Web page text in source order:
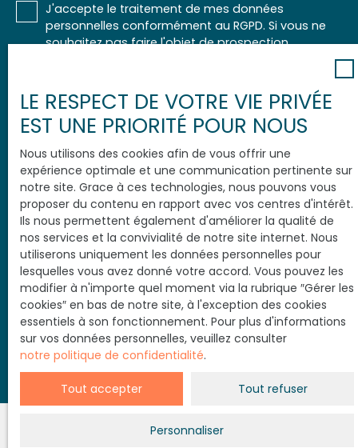
J'accepte le traitement de mes données
personnelles conformément au RGPD. Si vous ne
souhaitez pas faire l'objet de prospection
vous inscrire gratuitement sur la liste d'opposition
au démarchage téléphonique, prévu par l'article
L223-1 du code de la consommation, sur le site
Internet www.bloctel.gouv.fr ou par courrier
Société Worldline, Service Bloctel, CS 61311, 41013
BLOIS CEDEX.
Pour en savoir plus sur le traitement de vos
données personnelles, veuillez consulter notre
politique de confidentialité.
Soyez prévenu avant les autres
LE RESPECT DE VOTRE VIE PRIVÉE
EST UNE PRIORITÉ POUR NOUS
Nous utilisons des cookies afin de vous offrir une
expérience optimale et une communication pertinente sur
notre site. Grace à ces technologies, nous pouvons vous
proposer du contenu en rapport avec vos centres d'intérêt.
Ils nous permettent également d'améliorer la qualité de
nos services et la convivialité de notre site internet. Nous
utiliserons uniquement les données personnelles pour
lesquelles vous avez donné votre accord. Vous pouvez les
modifier à n'importe quel moment via la rubrique ″Gérer les
cookies″ en bas de notre site, à l'exception des cookies
essentiels à son fonctionnement. Pour plus d'informations
sur vos données personnelles, veuillez consulter
notre politique de confidentialité.
Tout accepter Tout refuser
Personnaliser